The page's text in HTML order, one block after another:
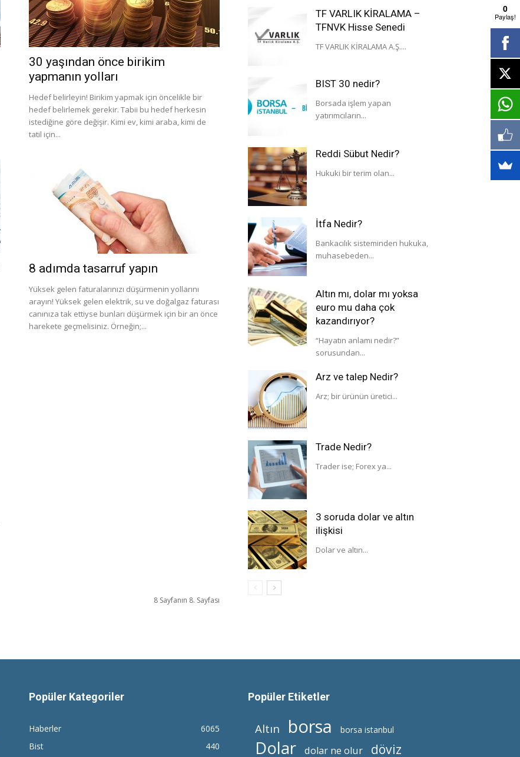
30 yaşından önce birikim
yapmanın yolları
Hedef belirleyin! Birikim yapmak için öncelikle bir
hedef belirlemek gerekir. Tabii bu hedef herkesin
istediğine göre değişir. Kimi ev, kimi araba, kimi de
tatil için...
8 adımda tasarruf yapın
Yüksek gelen faturalarınızı düşürmenin yollarını
arayın! Yüksek gelen elektrik, su ve doğalgaz faturası
canınıza tak ettiyse bunları düşürmek için bir an önce
harekete geçmelisiniz. Örneğin;...
8 Sayfanın 8. Sayfası
TF VARLIK KİRALAMA –
TFNVK Hisse Senedi
TF VARLIK KİRALAMA A.Ş....
BIST 30 nedir?
Borsada işlem yapan
yatırımcıların...
Reddi Sübut Nedir?
Hukuki bir terim olan...
İtfa Nedir?
Bankacılık sisteminden hukuka,
muhasebeden...
Altın mı, dolar mı yoksa
euro mu daha çok
kazandırıyor?
“Hayatın anlamı nedir?”
sorusundan...
Arz ve talep Nedir?
Arz; bir ürünün üretici...
Trade Nedir?
Trader ise; Forex ya...
3 soruda dolar ve altın
ilişkisi
Dolar ve altın...
Popüler Kategoriler
Haberler
6065
Bist
440
Popüler Etiketler
Altın borsa borsa istanbul
Dolar dolar ne olur döviz
0
Paylaş!